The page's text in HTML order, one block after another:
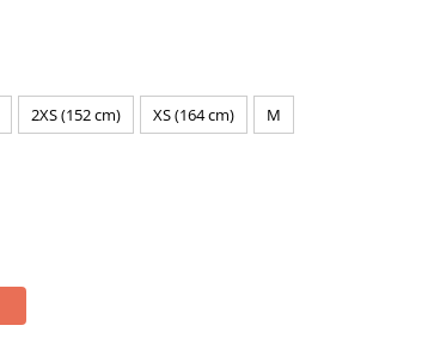
2XS (152 cm) XS (164 cm) M